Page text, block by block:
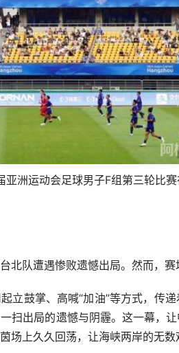
洲运动会足球男子F组第三轮比
队遭遇惨败遗憾出局。然而，赛
鼓掌、高喊“加油”等方式，传递
扫出局的遗憾与阴霾。这一幕，
场上久久回荡，让海峡两岸的无数